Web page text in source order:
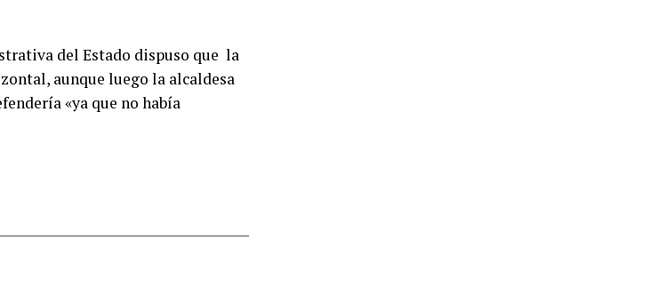
del Estado dispuso que la
aunque luego la alcaldesa
«ya que no había